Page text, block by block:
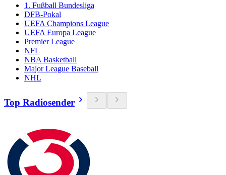
1. Fußball Bundesliga
DFB-Pokal
UEFA Champions League
UEFA Europa League
Premier League
NFL
NBA Basketball
Major League Baseball
NHL
Top Radiosender